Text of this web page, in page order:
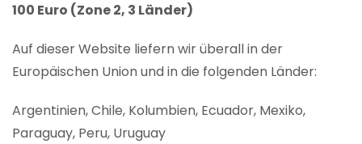
100 Euro (Zone 2, 3 Länder)
Auf dieser Website liefern wir überall in der
Europäischen Union und in die folgenden Länder:
Argentinien, Chile, Kolumbien, Ecuador, Mexiko,
Paraguay, Peru, Uruguay